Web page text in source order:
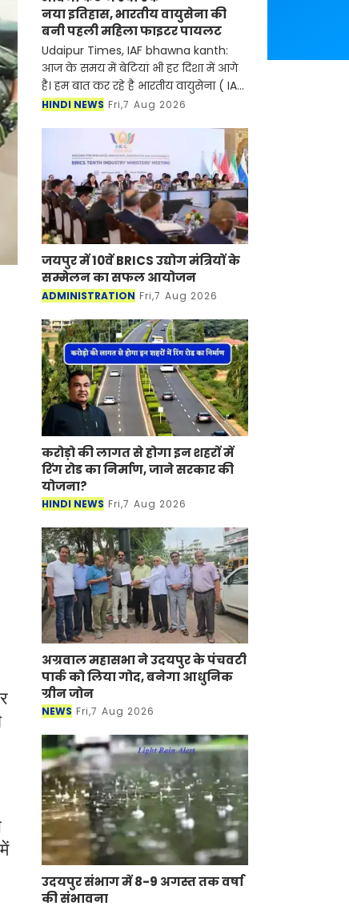
Udaipur Times, IAF bhawna kanth:
आज के समय में बेटियां भी हर दिशा में आगे है। हम
बात कर रहे है भारतीय वायुसेना ( IAF ) की
स्क्वाड्रन लीडर भावना कंठ के बारे में जिन्होंने एक
बार फिर इतिहास रच दिया है।
HINDI NEWS Fri,7 Aug 2026
जयपुर में 10वें BRICS उद्योग मंत्रियों
के सम्मेलन का सफल आयोजन
ADMINISTRATION Fri,7 Aug 2026
करोड़ो की लागत से होगा इन शहरों में
रिंग रोड का निर्माण, जाने सरकार की
योजना?
HINDI NEWS Fri,7 Aug 2026
अग्रवाल महासभा ने उदयपुर के
पंचवटी पार्क को लिया गोद, बनेगा
आधुनिक ग्रीन जोन
Fri,7 Aug 2026
उदयपुर संभाग में 8-9 अगस्त तक
वर्षा की संभावना
NEWS Fri,7 Aug 2026